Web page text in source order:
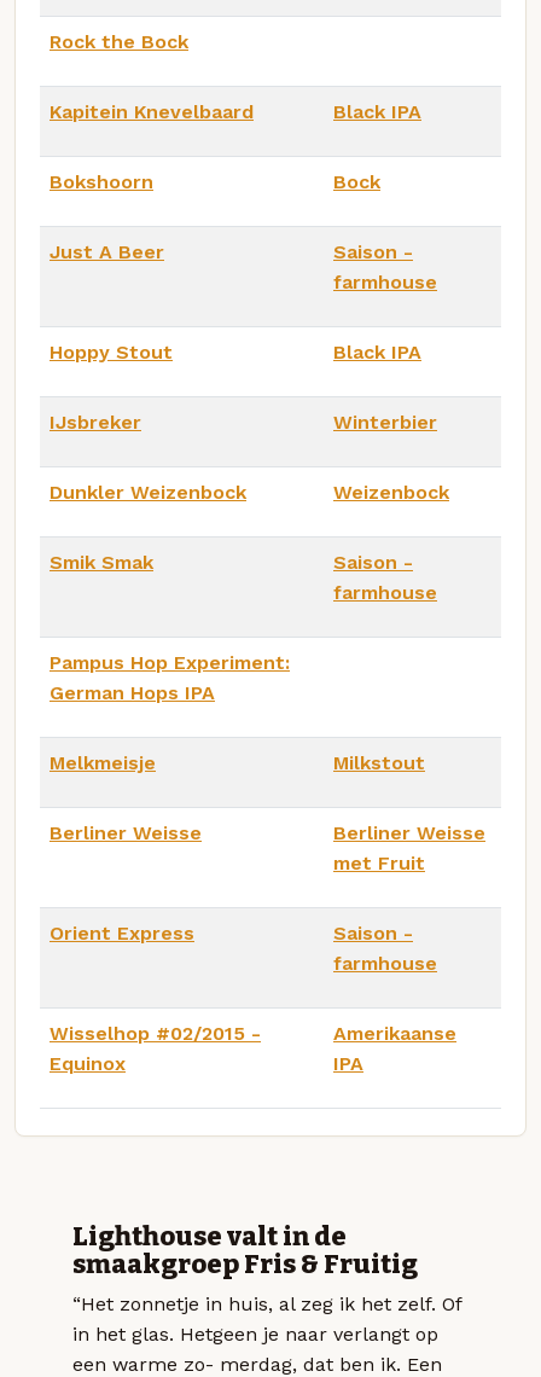
Rock the Bock
Kapitein Knevelbaard Black IPA
Bokshoorn Bock
Just A Beer
Saison -
farmhouse
Hoppy Stout Black IPA
IJsbreker Winterbier
Dunkler Weizenbock Weizenbock
Smik Smak
Saison -
farmhouse
Pampus Hop Experiment:
German Hops IPA
Melkmeisje Milkstout
Berliner Weisse
Berliner Weisse
met Fruit
Orient Express
Saison -
farmhouse
Wisselhop #02/2015 -
Equinox
Amerikaanse
IPA
Lighthouse valt in de
smaakgroep Fris & Fruitig
“Het zonnetje in huis, al zeg ik het zelf. Of
in het glas. Hetgeen je naar verlangt op
een warme zo- merdag, dat ben ik. Een